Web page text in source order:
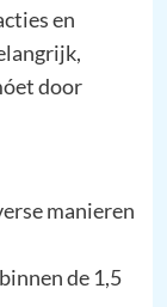
en
door
manieren
de 1,5